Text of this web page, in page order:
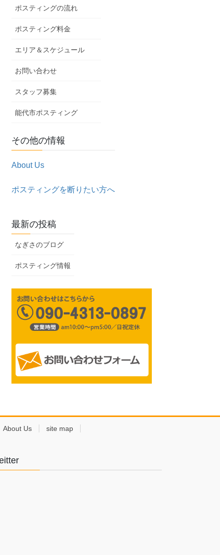
ポスティングの流れ
ポスティング料金
エリア＆スケジュール
お問い合わせ
スタッフ募集
能代市ポスティング
その他の情報
About Us
ポスティングを断りたい方へ
最新の投稿
なぎさのブログ
ポスティング情報
About Us site map